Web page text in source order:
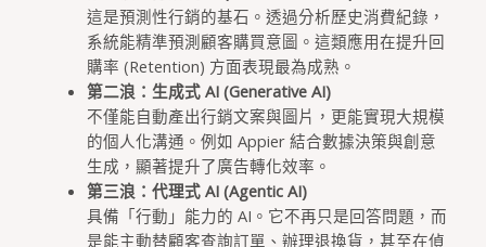
這是預測性行銷的基石。透過分析歷史消費紀錄，
系統能精準預測顧客購買意圖。這類應用在提升回
購率 (Retention) 方面表現最為成熟。
第二浪：生成式 AI (Generative AI)
不僅能自動產出行銷文案與圖片，更能實現大規模
的個人化溝通。例如 Appier 結合數據決策與創意
生成，顯著提升了廣告轉化效率。
第三浪：代理式 AI (Agentic AI)
具備「行動」能力的 AI。它不再只是回答問題，而
是能主動替顧客查詢訂單、辦理退換貨，甚至在偵